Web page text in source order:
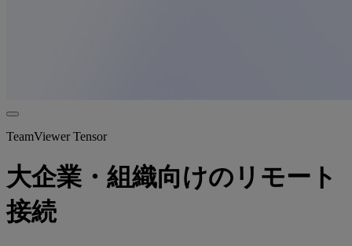
TeamViewer Tensor
大企業・組織向けのリモート
接続